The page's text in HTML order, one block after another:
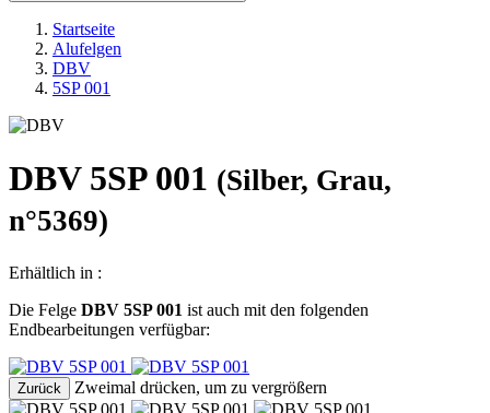
Startseite
Alufelgen
DBV
5SP 001
DBV 5SP 001 (Silber, Grau,
n°5369)
Erhältlich in :
Die Felge DBV 5SP 001 ist auch mit den folgenden
Endbearbeitungen verfügbar:
Zurück Zweimal drücken, um zu vergrößern